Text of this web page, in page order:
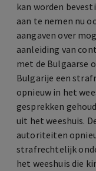
kan worden
aan te nemen nu
aangaven over
aanleiding van
met de Bulgaarse
Bulgarije een
opnieuw in het
gesprekken
uit het weeshuis.
autoriteiten
strafrechtelijk
het weeshuis die